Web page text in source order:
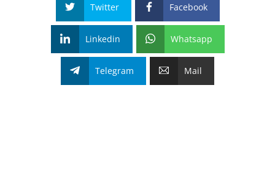
Twitter Facebook
Linkedin Whatsapp
Telegram Mail